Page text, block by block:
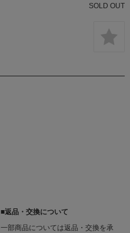
SOLD OUT
■返品・交換について
一部商品については返品・交換を承